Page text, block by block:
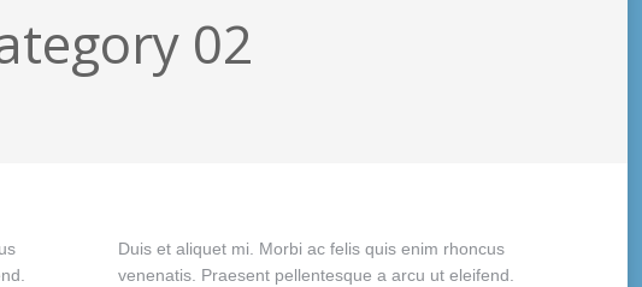
02
Duis et aliquet mi. Morbi ac felis quis enim rhoncus
venenatis. Praesent pellentesque a arcu ut eleifend.